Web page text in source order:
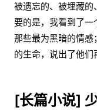
被遗忘的、被埋藏
要的是，我看到了
那些最为黑暗的情感
的生命，说出了他们
[长篇小说]